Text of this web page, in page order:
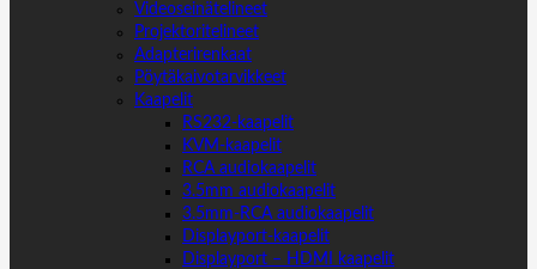
Videoseinätelineet
Projektoritelineet
Adapterirenkaat
Pöytäkaivotarvikkeet
Kaapelit
RS232-kaapelit
KVM-kaapelit
RCA audiokaapelit
3.5mm audiokaapelit
3.5mm-RCA audiokaapelit
Displayport-kaapelit
Displayport – HDMI kaapelit